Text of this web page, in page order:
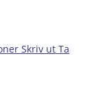
Skriv ut Ta